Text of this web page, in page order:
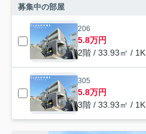
募集中の部屋
206
5.8万円
2階 / 33.93㎡ / 1K
305
5.8万円
3階 / 33.93㎡ / 1K